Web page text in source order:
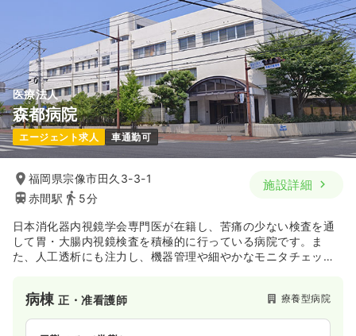
医療法人
森都病院
エージェント求人 車通勤可
福岡県宗像市田久3-3-1
赤間駅
5分
施設詳細
日本消化器内視鏡学会専門医が在籍し、苦痛の少ない検査を通
して胃・大腸内視鏡検査を積極的に行っている病院です。ま
た、人工透析にも注力し、機器管理や細やかなモニタチェック
病棟正・准看護師 療養型病院